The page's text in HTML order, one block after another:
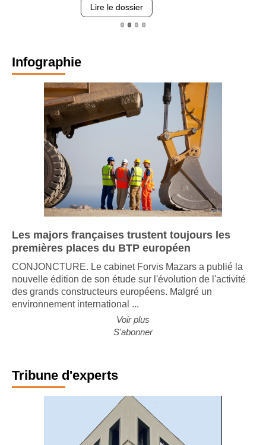
Lire le dossier
Infographie
Les majors françaises trustent toujours les
premières places du BTP européen
CONJONCTURE. Le cabinet Forvis Mazars a publié la
nouvelle édition de son étude sur l'évolution de l'activité
des grands constructeurs européens. Malgré un
Voir plus
Tribune d'experts